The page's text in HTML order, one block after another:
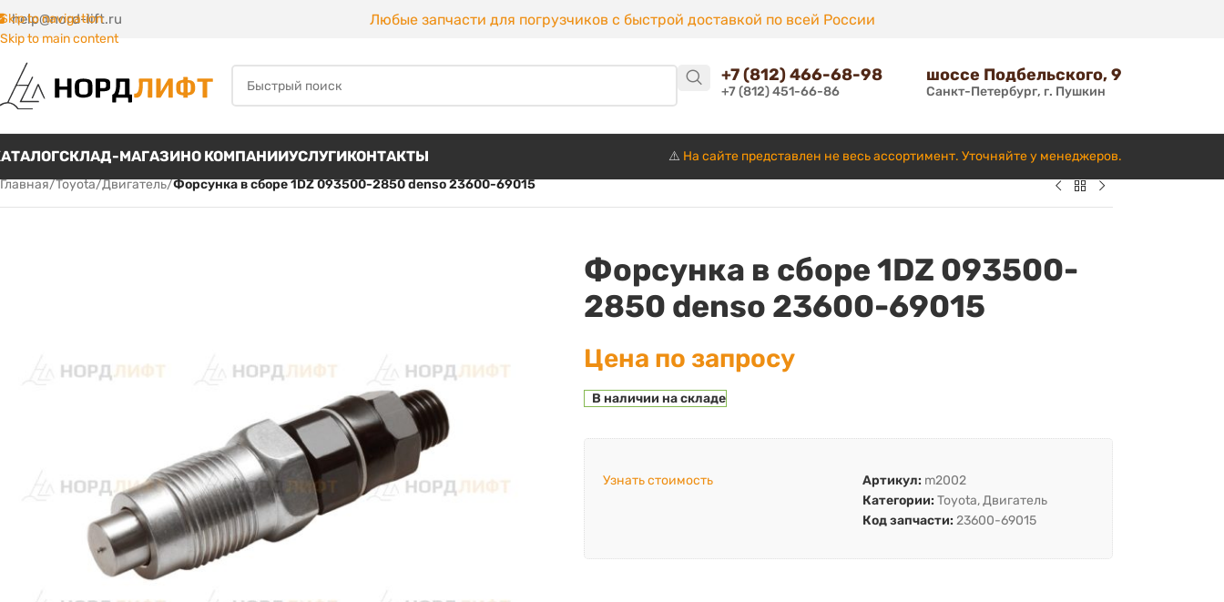
Skip to navigation
Skip to main content
help@nord-lift.ru Любые запчасти для погрузчиков с быстрой доставкой по всей России
+7 (812) 466-68-98
+7 (812) 451-66-86
шоссе Подбельского, 9
Санкт-Петербург, г. Пушкин
СКЛАД-МАГАЗИНО КОМПАНИИУСЛУГИКОНТАКТЫ ⚠️ На сайте представлен не весь ассортимент. Уточняйте у менеджеров.
Главная/Toyota/Двигатель/Форсунка в сборе 1DZ 093500-2850 denso 23600-69015
Форсунка в сборе 1DZ 093500-
2850 denso 23600-69015
Цена по запросу
В наличии на складе
Узнать стоимость Артикул: m2002
Категории: Toyota, Двигатель
Код запчасти: 23600-69015